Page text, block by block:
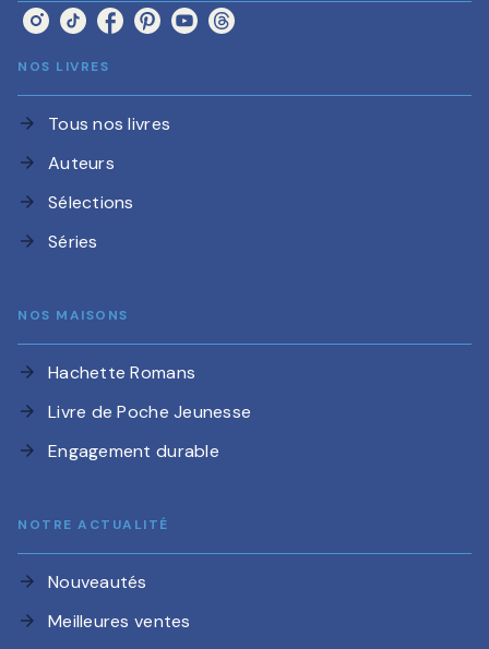
NOS LIVRES
arrow_forward Tous nos livres
arrow_forward Auteurs
arrow_forward Sélections
arrow_forward Séries
NOS MAISONS
arrow_forward Hachette Romans
arrow_forward Livre de Poche Jeunesse
arrow_forward Engagement durable
NOTRE ACTUALITÉ
arrow_forward Nouveautés
arrow_forward Meilleures ventes